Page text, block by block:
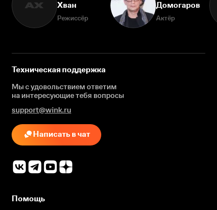
АХ
Хван
Режиссёр
Домогаров
Актёр
Техническая поддержка
Мы с удовольствием ответим
на интересующиетебя вопросы
support@wink.ru
Написать в чат
Помощь